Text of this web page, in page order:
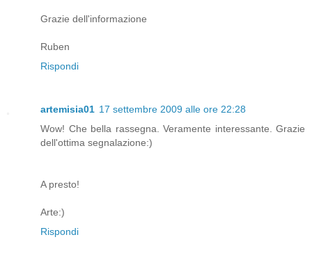
Grazie dell'informazione
Ruben
Rispondi
artemisia01 17 settembre 2009 alle ore 22:28
Wow! Che bella rassegna. Veramente interessante. Grazie
dell'ottima segnalazione:)
A presto!
Arte:)
Rispondi